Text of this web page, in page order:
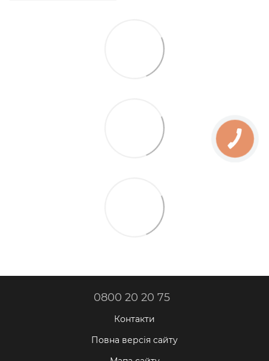
0800 20 20 75
Контакти
Повна версія сайту